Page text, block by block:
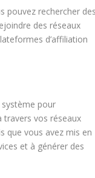
pouvez rechercher
des réseaux
d’affiliation
pour
travers vos réseaux
que vous avez mis en
et à générer des